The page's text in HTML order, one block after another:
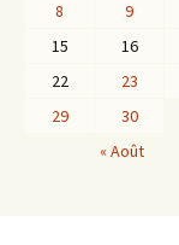
8
9
15
16
22
23
29
30
« Août